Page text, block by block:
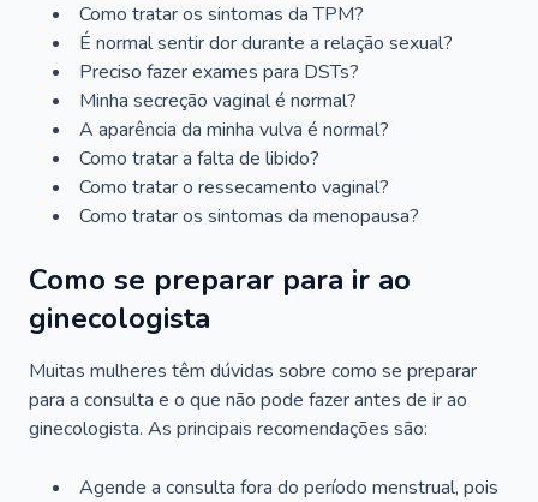
Como tratar os sintomas da TPM?
É normal sentir dor durante a relação sexual?
Preciso fazer exames para DSTs?
Minha secreção vaginal é normal?
A aparência da minha vulva é normal?
Como tratar a falta de libido?
Como tratar o ressecamento vaginal?
Como tratar os sintomas da menopausa?
Como se preparar para ir ao
ginecologista
Muitas mulheres têm dúvidas sobre como se preparar
para a consulta e o que não pode fazer antes de ir ao
ginecologista. As principais recomendações são:
Agende a consulta fora do período menstrual, pois